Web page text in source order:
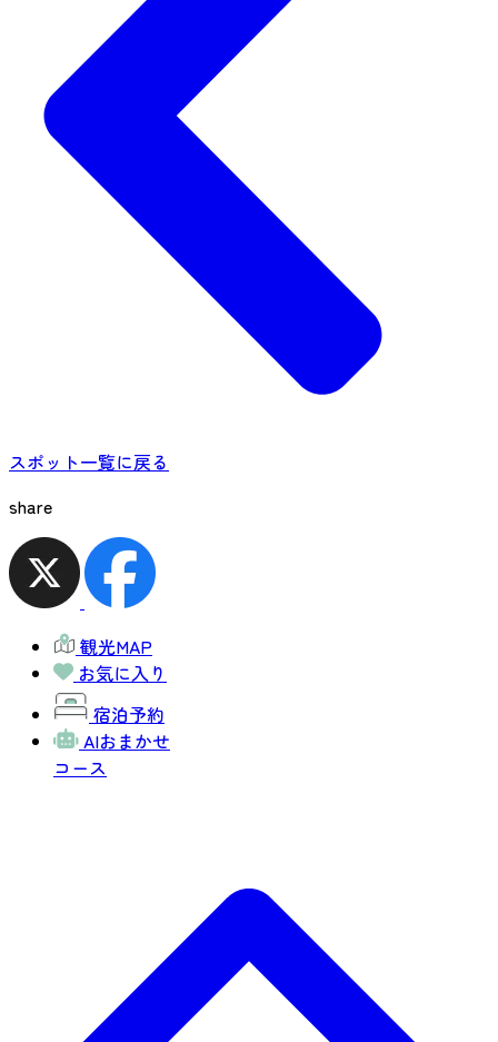
スポット一覧に戻る
share
観光MAP
お気に入り
宿泊予約
AIおまかせ
コース